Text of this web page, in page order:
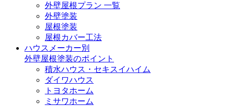
外壁屋根プラン 一覧
外壁塗装
屋根塗装
屋根カバー工法
ハウスメーカー別
外壁屋根塗装のポイント
積水ハウス・セキスイハイム
ダイワハウス
トヨタホーム
ミサワホーム